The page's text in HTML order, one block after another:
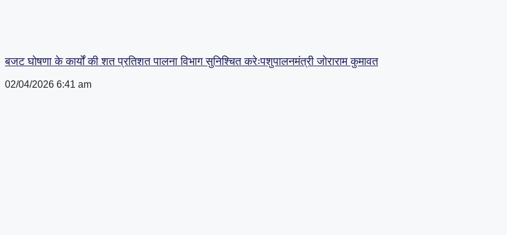
बजट घोषणा के कार्यों की शत प्रतिशत पालना विभाग सुनिश्चित करेःपशुपालनमंत्री जोराराम कुमावत
02/04/2026 6:41 am